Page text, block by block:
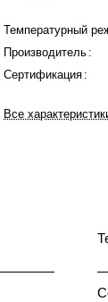
Температурный
Производитель:
Сертификация:
Все